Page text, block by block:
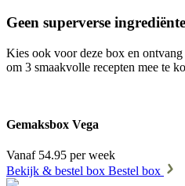
Geen superverse
Kies ook voor deze box en
om 3 smaakvolle recepten mee te
Gemaksbox Vega
Vanaf 54.95 per week
Bekijk & bestel box Bestel box